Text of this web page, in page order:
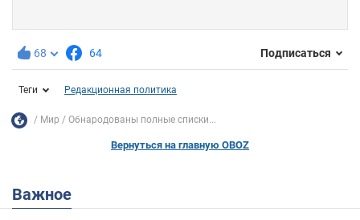
68 64 Подписаться
Теги Редакционная политика
Мир Обнародованы полные списки...
Вернуться на главную OBOZ
Важное